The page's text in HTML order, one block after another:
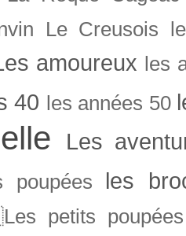
Le Creusois
amoureux les
40 les années 50
Les
poupées les
petits